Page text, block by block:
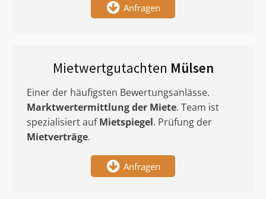
Anfragen
Mietwertgutachten Mülsen
Einer der häufigsten Bewertungsanlässe.
Marktwertermittlungder Miete. Team ist
spezialisiert aufMietspiegel. Prüfung der
Mietverträge.
Anfragen